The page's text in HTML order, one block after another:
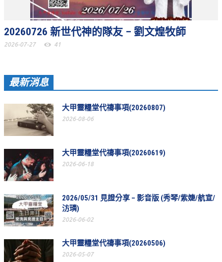
聚會剪影_2016年
聚會剪影_2015年
聚會剪影_2014年
教會節慶
教會節慶_2026年
教會節慶_2025年
教會節慶_2023年
教會節慶_2022年
教會節慶_2021年
教會節慶_2020年
教會節慶_2018年
20260726 新世代神的隊友 – 劉文煌牧師
2026-07-27 41
最新消息
大甲靈糧堂代禱事項(20260807)
2026-08-06
大甲靈糧堂代禱事項(20260619)
2026-06-18
2026/05/31 見證分享 – 影音版 (秀琴/紫婕/航宣/
汸璘)
2026-06-02
大甲靈糧堂代禱事項(20260506)
2026-05-07